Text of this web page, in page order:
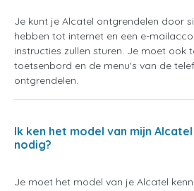
Je kunt je Alcatel ontgrendelen door
hebben tot internet en een e-
instructies zullen sturen. Je moet ook
toetsenbord en de menu's van de
ontgrendelen.
Ik ken het model van mijn
nodig?
Je moet het model van je Alcatel